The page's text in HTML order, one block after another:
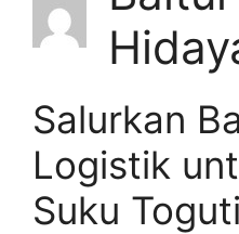
Salurkan
Logistik
Suku